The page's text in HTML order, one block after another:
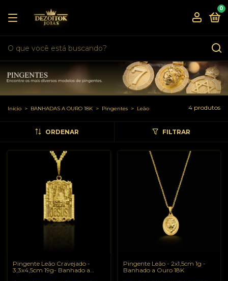
0
Início > BANHADAS A OURO 18K > Pingentes > Leão 4 produtos
ORDENAR FILTRAR
Pingente Leão Cravejado -
3,3x4,5cm 19g- Banhado a
Pingente Leão - 2x1,5cm 1g -
Banhado a Ouro 18K